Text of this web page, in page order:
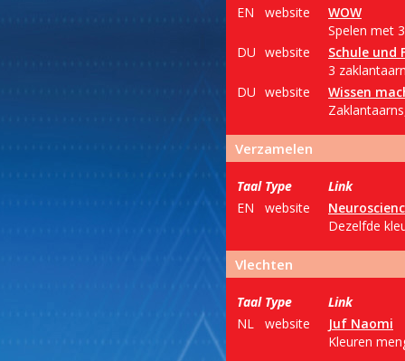
EN
website
WOW
Spelen met
DU website
Schule und
3
DU website
Wissen
Verzamelen
Taal Type
Link
EN
website
Dezelfde
Vlechten
Taal Type
Link
NL
website
Juf Naomi
Kleuren